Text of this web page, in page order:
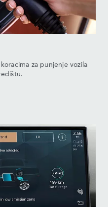
za punjenje vozila